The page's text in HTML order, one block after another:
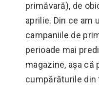
primăvară), de
aprilie. Din ce am
campaniile de
perioade mai
magazine, așa
cumpărăturile din